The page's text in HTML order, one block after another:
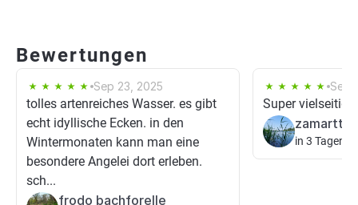
Bewertungen
Sep 23, 2025
tolles artenreiches Wasser. es gibt
echt idyllische Ecken. in den
Wintermonaten kann man eine
besondere Angelei dort erleben.
sch...
frodo bachforelle
Sep
Super vielseitig!
zamartta
in 3 Tagen